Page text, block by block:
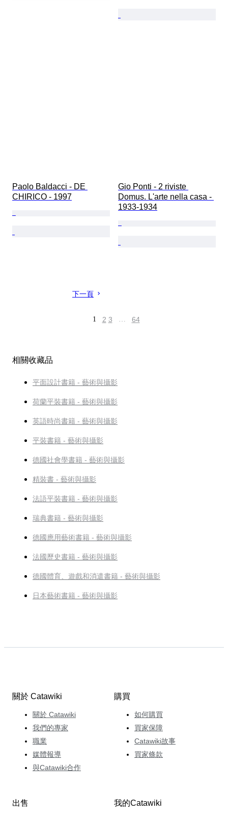
Paolo Baldacci - DE
CHIRICO - 1997
Gio Ponti - 2 riviste
Domus. L'arte nella casa -
1933-1934
下一頁
1 2 3 … 64
相關收藏品
平面設計書籍 - 藝術與攝影
荷蘭平裝書籍 - 藝術與攝影
英語時尚書籍 - 藝術與攝影
平裝書籍 - 藝術與攝影
德國社會學書籍 - 藝術與攝影
精裝書 - 藝術與攝影
法語平裝書籍 - 藝術與攝影
瑞典書籍 - 藝術與攝影
德國應用藝術書籍 - 藝術與攝影
法國歷史書籍 - 藝術與攝影
德國體育、遊戲和消遣書籍 - 藝術與攝影
日本藝術書籍 - 藝術與攝影
關於 Catawiki
關於 Catawiki
我們的專家
職業
媒體報導
與Catawiki合作
購買
如何購買
買家保障
Catawiki故事
買家條款
出售 我的Catawiki